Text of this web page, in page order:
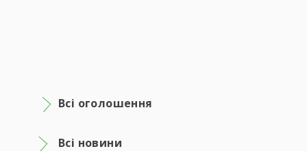
Всі оголошення
Всі новини